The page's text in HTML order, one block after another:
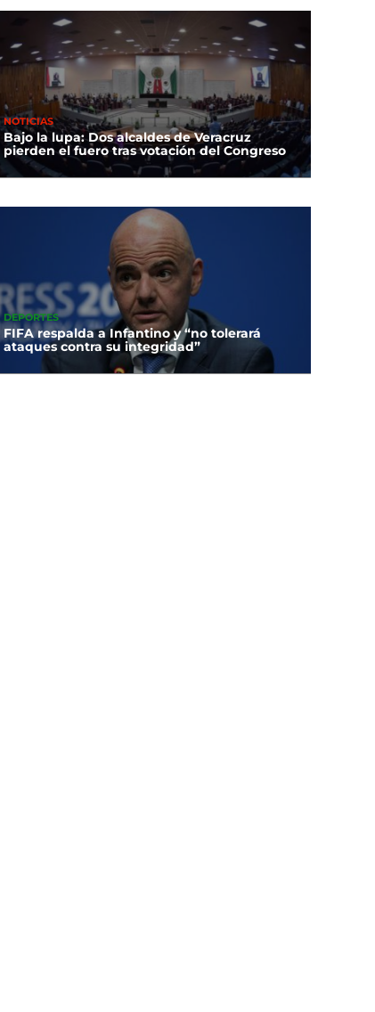
NOTICIAS
Bajo la lupa: Dos alcaldes de Veracruz
pierden el fuero tras votación del Congreso
DEPORTES
FIFA respalda a Infantino y “no tolerará
ataques contra su integridad”